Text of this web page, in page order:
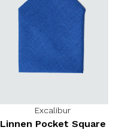
Excalibur
Linnen Pocket Square